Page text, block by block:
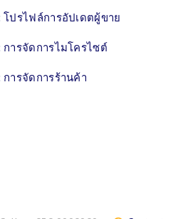
ปรไฟล์การอัปเดตผู้ขาย
ารจัดการไมโครไซต์
ารจัดการร้านค้า